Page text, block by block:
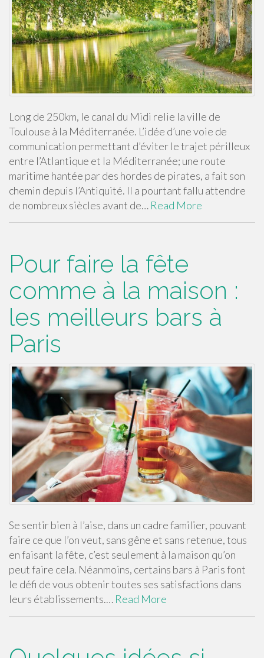
Long de 250km, le canal du Midi relie la ville de
Toulouse à la Méditerranée. L’idée d’une voie de
communication permettant d’éviter le trajet périlleux
entre l’Atlantique et la Méditerranée; une route
maritime hantée par des hordes de pirates, a fait son
chemin depuis l’Antiquité. Il a pourtant fallu attendre
de nombreux siècles avant de… Read More
Pour faire la fête
comme à la maison :
les meilleurs bars à
Paris
Se sentir bien à l’aise, dans un cadre familier, pouvant
faire ce que l’on veut, sans gêne et sans retenue, tous
en faisant la fête, c’est seulement à la maison qu’on
peut faire cela. Néanmoins, certains bars à Paris font
le défi de vous obtenir toutes ses satisfactions dans
leurs établissements.… Read More